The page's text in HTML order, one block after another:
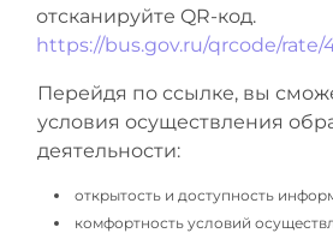
отсканируйте QR-код.
https://bus.gov.ru/qrcode/rate/
Перейдя по ссылке, вы
условия осуществления
деятельности:
открытость и доступность
комфортность условий